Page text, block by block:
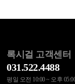
록시걸 고객센터
031.522.4488
평일 오전 10:00 ~ 오후